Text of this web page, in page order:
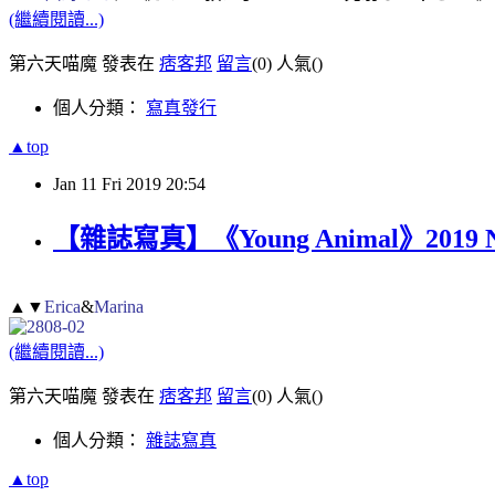
(繼續閱讀...)
第六天喵魔 發表在 痞客邦 留言(0) 人氣()
個人分類： 寫真發行
▲top
Jan 11 Fri 2019 20:54
【雜誌寫真】《Young Animal》2019
▲▼Erica&Marina
(繼續閱讀...)
第六天喵魔 發表在 痞客邦 留言(0) 人氣()
個人分類： 雜誌寫真
▲top